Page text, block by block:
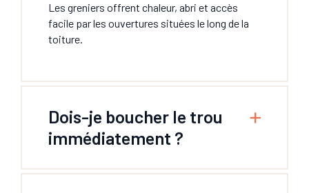
Les greniers offrent chaleur, abri et accès
facile par les ouvertures situées le long de la
toiture.
Dois-je boucher le trou
immédiatement ?